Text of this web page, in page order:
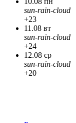
sun-rain-cloud
+23
11.08 вт
sun-rain-cloud
+24
12.08 ср
sun-rain-cloud
+20